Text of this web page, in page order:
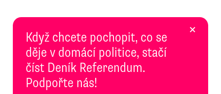
Když chcete pochopit, co se
děje v domácí politice, stačí
číst Deník Referendum.
Podpořte nás!
×